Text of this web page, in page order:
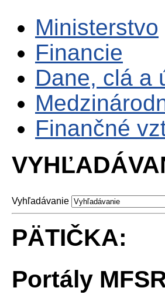
Ministerstvo
Financie
Dane, clá a
Finančné
Vyhľadávanie
PÄTIČKA:
Portály